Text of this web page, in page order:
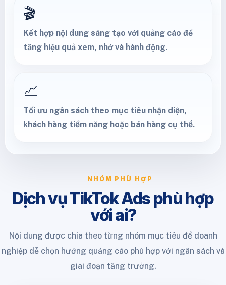
🎬
Kết hợp nội dung sáng tạo với quảng cáo để
tăng hiệu quả xem, nhớ và hành động.
📈
Tối ưu ngân sách theo mục tiêu nhận diện,
khách hàng tiềm năng hoặc bán hàng cụ thể.
NHÓM PHÙ HỢP
Dịch vụ TikTok Ads phù hợp
với ai?
Nội dung được chia theo từng nhóm mục tiêu để doanh
nghiệp dễ chọn hướng quảng cáo phù hợp với ngân sách và
giai đoạn tăng trưởng.